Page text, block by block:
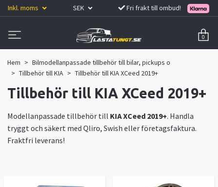
Inkl. moms SEK Fri frakt till ombud!
0
Hem
Bilmodellanpassade tillbehör till bilar, pickups o
Tillbehör till KIA
Tillbehör till KIA XCeed 2019+
Tillbehör till KIA XCeed 2019+
Modellanpassade tillbehör till KIA XCeed 2019+. Handla
tryggt och säkert med Qliro, Swish eller företagsfaktura.
Fraktfri leverans!